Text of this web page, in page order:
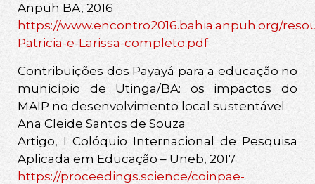
Anpuh BA, 2016
https://www.encontro2016.bahia.anpuh.org/
Patricia-e-Larissa-completo.pdf
Contribuições dos Payayá para a educação no
município de Utinga/BA: os impactos do
MAIP no desenvolvimento local sustentável
Ana Cleide Santos de Souza
Artigo, I Colóquio Internacional de Pesquisa
Aplicada em Educação – Uneb, 2017
https://proceedings.science/coinpae-